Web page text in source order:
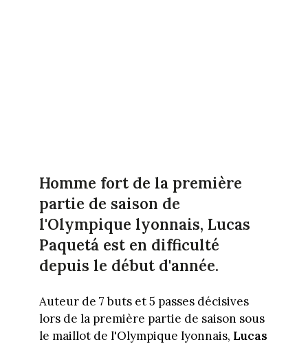
Homme fort de la première
partie de saison de
l'Olympique lyonnais, Lucas
Paquetá est en difficulté
depuis le début d'année.
Auteur de 7 buts et 5 passes décisives
lors de la première partie de saison sous
le maillot de l'Olympique lyonnais, Lucas